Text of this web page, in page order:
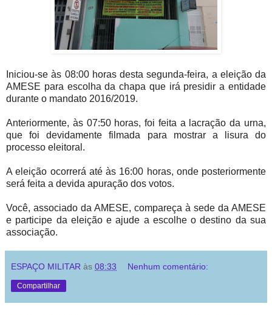
Iniciou-se às 08:00 horas desta segunda-feira, a eleição da
AMESE para escolha da chapa que irá presidir a entidade
durante o mandato 2016/2019.
Anteriormente, às 07:50 horas, foi feita a lacração da urna,
que foi devidamente filmada para mostrar a lisura do
processo eleitoral.
A eleição ocorrerá até às 16:00 horas, onde posteriormente
será feita a devida apuração dos votos.
Você, associado da AMESE, compareça à sede da AMESE
e participe da eleição e ajude a escolhe o destino da sua
associação.
ESPAÇO MILITAR às 08:33 Nenhum comentário:
Compartilhar